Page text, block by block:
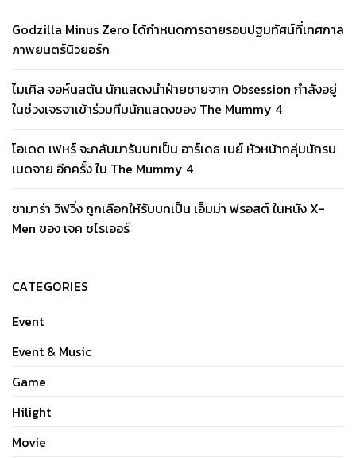
Godzilla Minus Zero ได้กำหนดการฉายรอบปฐมทัศน์ที่เทศกาล
ภาพยนตร์นิวยอร์ก
ไมเคิล จอห์นสตัน นักแสดงนำฝ่ายชายจาก Obsession กำลังอยู่
ในช่วงเจรจาเข้าร่วมทีมนักแสดงของ The Mummy 4
โอเดด เฟหร์ จะกลับมารับบทเป็น อาร์เดธ เบย์ หัวหน้ากลุ่มนักรบ
เมดจาย อีกครั้ง ใน The Mummy 4
ซามาร่า วีฟวิ่ง ถูกเลือกให้รับบทเป็น เอ็มม่า ฟรอสต์ ในหนัง X-
Men ของ เจค ชไรเออร์
CATEGORIES
Event
Event & Music
Game
Hilight
Movie